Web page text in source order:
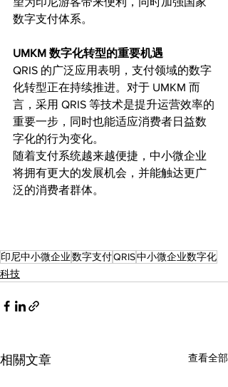
数字支付体系。
UMKM 数字化转型的重要机遇
QRIS 的广泛应用表明，支付领域的数字
化转型正在持续推进。对于 UMKM 而
言，采用 QRIS 等技术是提升运营效率的
重要一步，同时也能适应消费者日益数
字化的行为变化。
随着支付系统越来越便捷，中小微企业
将拥有更大的发展机会，并能触达更广
泛的消费者群体。
印尼中小微企业数字支付QRIS中小微企业数字化
科技
相關文章 查看全部